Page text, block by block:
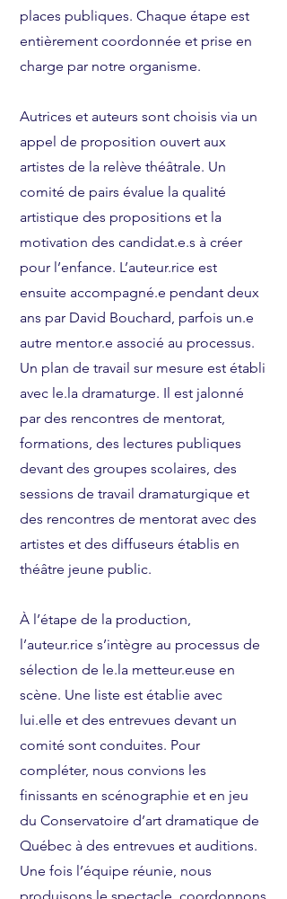
places publiques. Chaque étape est
entièrement coordonnée et prise en
charge par notre organisme.
Autrices et auteurs sont choisis via un
appel de proposition ouvert aux
artistes de la relève théâtrale. Un
comité de pairs évalue la qualité
artistique des propositions et la
motivation des candidat.e.s à créer
pour l’enfance. L’auteur.rice est
ensuite accompagné.e pendant deux
ans par David Bouchard, parfois un.e
autre mentor.e associé au processus.
Un plan de travail sur mesure est établi
avec le.la dramaturge. Il est jalonné
par des rencontres de mentorat,
formations, des lectures publiques
devant des groupes scolaires, des
sessions de travail dramaturgique et
des rencontres de mentorat avec des
artistes et des diffuseurs établis en
théâtre jeune public.
À l’étape de la production,
l’auteur.rice s’intègre au processus de
sélection de le.la metteur.euse en
scène. Une liste est établie avec
lui.elle et des entrevues devant un
comité sont conduites. Pour
compléter, nous convions les
finissants en scénographie et en jeu
du Conservatoire d’art dramatique de
Québec à des entrevues et auditions.
Une fois l’équipe réunie, nous